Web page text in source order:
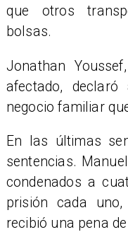
que otros
bolsas.
Jonathan
afectado,
negocio familiar
En las últimas
sentencias.
condenados a
prisión cada
recibió una pena